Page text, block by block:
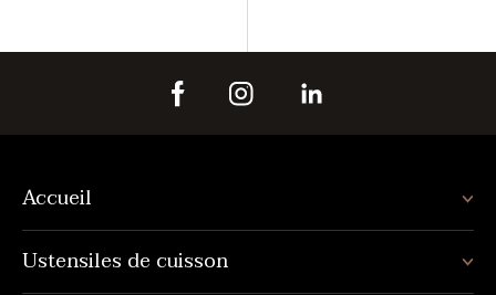
Accueil
Ustensiles de cuisson